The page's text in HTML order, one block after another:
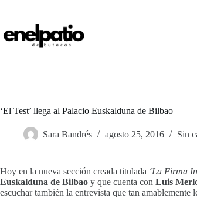
contenido
‘El Test’ llega al Palacio Euskalduna de Bilbao
Sara Bandrés agosto 25, 2016 Sin
Hoy en la nueva sección creada titulada ‘La Firma
Euskalduna de Bilbao y que cuenta con Luis
escuchar también la entrevista que tan